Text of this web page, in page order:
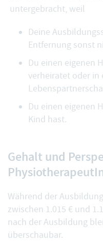
untergebracht, weil
Deine
Entfernung sonst
Du einen eigenen
verheiratet oder in
Du einen eigenen
Kind hast.
Gehalt und
Während der
zwischen 1.015 € und
nach der Ausbildung
überschaubar.